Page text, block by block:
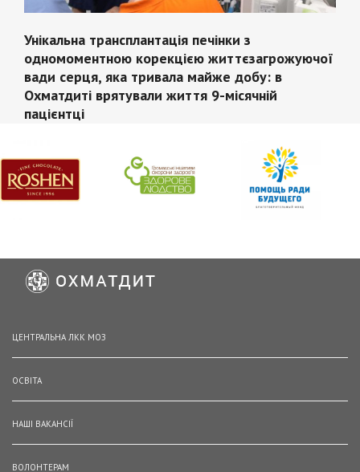
Унікальна трансплантація печінки з
одномоментною корекцією життєзагрожуючої
вади серця, яка тривала майже добу: в
Охматдиті врятували життя 9-місячній
пацієнтці
ЦЕНТРАЛЬНА ЛКК МОЗ
ОСВІТА
НАШІ ВАКАНСІЇ
ВОЛОНТЕРАМ